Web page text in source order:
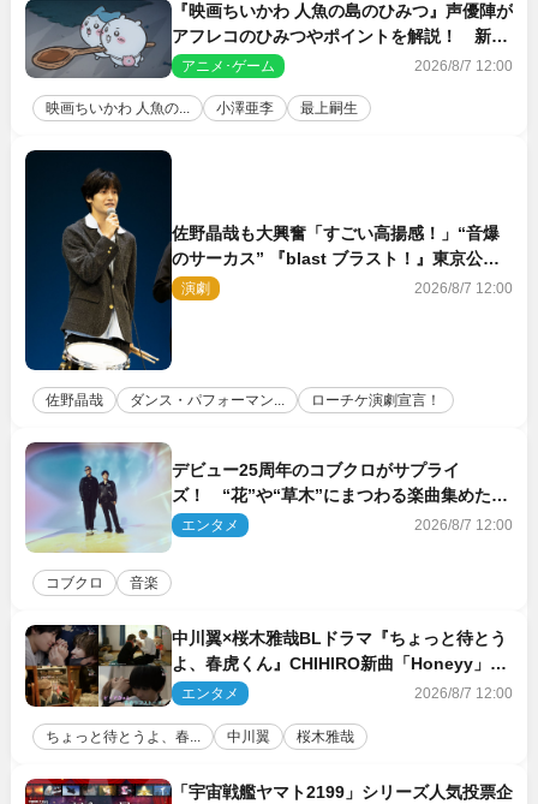
『映画ちいかわ 人魚の島のひみつ』声優陣が
アフレコのひみつやポイントを解説！ 新カ
ットも到着
アニメ･ゲーム 2026/8/7 12:00
映画ちいかわ 人魚の... 小澤亜李 最上嗣生
佐野晶哉も大興奮「すごい高揚感！」“音爆
のサーカス” 『blast ブラスト！』東京公演
が開幕！
演劇 2026/8/7 12:00
佐野晶哉 ダンス・パフォーマン... ローチケ演劇宣言！
デビュー25周年のコブクロがサプライ
ズ！ “花”や“草木”にまつわる楽曲集めた新
コンセプトアルバムを“花の日”に配信リリー
ス
エンタメ 2026/8/7 12:00
コブクロ 音楽
中川翼×桜木雅哉BLドラマ『ちょっと待とう
よ、春虎くん』CHIHIRO新曲「Honeyy」が
ED主題歌に決定！
エンタメ 2026/8/7 12:00
ちょっと待とうよ、春... 中川翼 桜木雅哉
「宇宙戦艦ヤマト2199」シリーズ人気投票企